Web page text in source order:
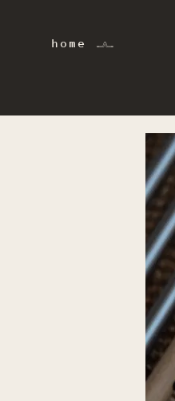
home 𓂜